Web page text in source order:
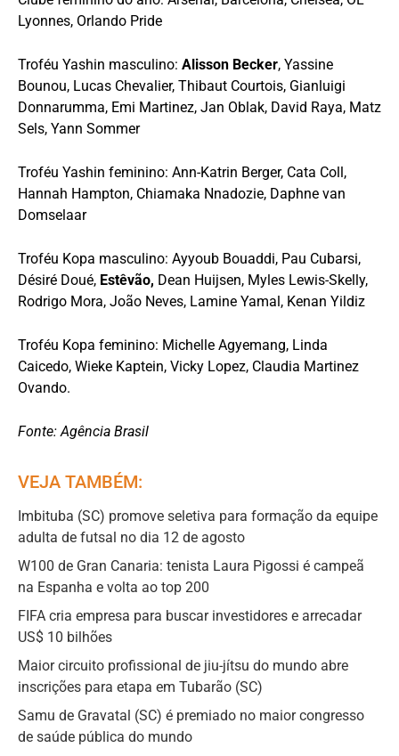
Lyonnes, Orlando Pride
Troféu Yashin masculino: Alisson Becker, Yassine
Bounou, Lucas Chevalier, Thibaut Courtois, Gianluigi
Donnarumma, Emi Martinez, Jan Oblak, David Raya, Matz
Sels, Yann Sommer
Troféu Yashin feminino: Ann-Katrin Berger, Cata Coll,
Hannah Hampton, Chiamaka Nnadozie, Daphne van
Domselaar
Troféu Kopa masculino: Ayyoub Bouaddi, Pau Cubarsi,
Désiré Doué, Estêvão, Dean Huijsen, Myles Lewis-Skelly,
Rodrigo Mora, João Neves, Lamine Yamal, Kenan Yildiz
Troféu Kopa feminino: Michelle Agyemang, Linda
Caicedo, Wieke Kaptein, Vicky Lopez, Claudia Martinez
Ovando.
Fonte: Agência Brasil
VEJA TAMBÉM:
Imbituba (SC) promove seletiva para formação da equipe
adulta de futsal no dia 12 de agosto
W100 de Gran Canaria: tenista Laura Pigossi é campeã
na Espanha e volta ao top 200
FIFA cria empresa para buscar investidores e arrecadar
US$ 10 bilhões
Maior circuito profissional de jiu-jítsu do mundo abre
inscrições para etapa em Tubarão (SC)
Samu de Gravatal (SC) é premiado no maior congresso
de saúde pública do mundo